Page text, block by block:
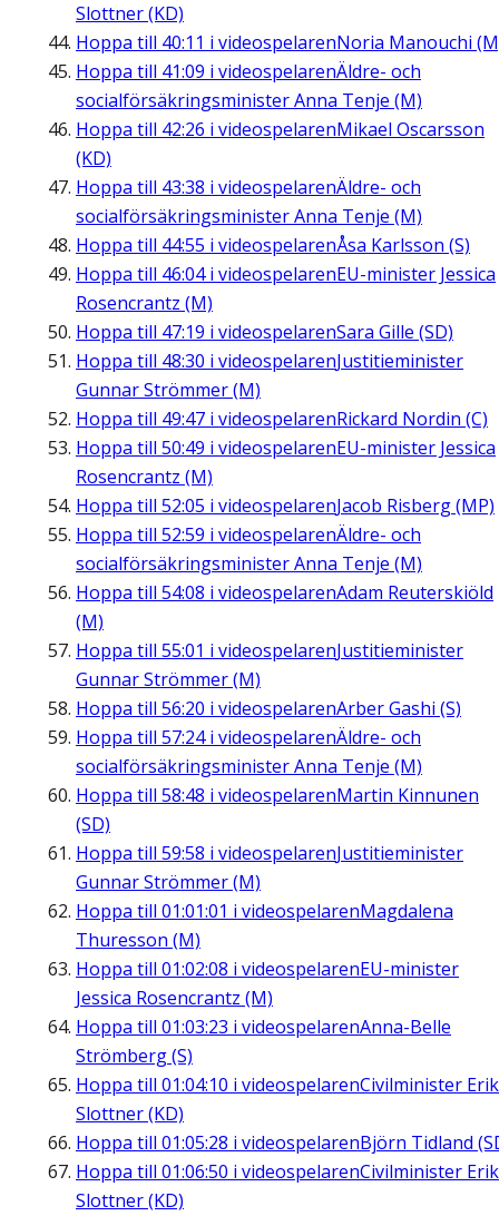
Slottner (KD)
Hoppa till 40:11 i videospelarenNoria Manouchi
Hoppa till 41:09 i videospelarenÄldre- och
socialförsäkringsminister Anna Tenje (M)
Hoppa till 42:26 i videospelarenMikael Oscarsson
(KD)
Hoppa till 43:38 i videospelarenÄldre- och
socialförsäkringsminister Anna Tenje (M)
Hoppa till 44:55 i videospelarenÅsa Karlsson (S)
Hoppa till 46:04i videospelarenEU-minister Jessica
Rosencrantz (M)
Hoppa till 47:19 i videospelarenSara Gille (SD)
Hoppa till 48:30 i videospelarenJustitieminister
Gunnar Strömmer (M)
Hoppa till 49:47 i videospelarenRickard Nordin (C)
Hoppa till 50:49 i videospelarenEU-minister Jessica
Rosencrantz (M)
Hoppa till 52:05 i videospelarenJacob Risberg (MP)
Hoppa till 52:59 i videospelarenÄldre- och
socialförsäkringsminister Anna Tenje (M)
Hoppa till 54:08 i videospelarenAdam Reuterskiöld
(M)
Hoppa till 55:01 i videospelarenJustitieminister
Gunnar Strömmer (M)
Hoppa till 56:20 i videospelarenArber Gashi (S)
Hoppa till 57:24i videospelarenÄldre- och
socialförsäkringsminister Anna Tenje (M)
Hoppa till 58:48 i videospelarenMartin Kinnunen
(SD)
Hoppa till 59:58 i videospelarenJustitieminister
Gunnar Strömmer (M)
Hoppa till 01:01:01 i videospelarenMagdalena
Thuresson (M)
Hoppa till 01:02:08 i videospelarenEU-minister
Jessica Rosencrantz (M)
Hoppa till 01:03:23 i videospelarenAnna-Belle
Strömberg (S)
Hoppa till 01:04:10 i videospelarenCivilminister Erik
Slottner (KD)
Hoppa till 01:05:28 i videospelarenBjörn Tidland
Hoppa till 01:06:50 i videospelarenCivilminister Erik
Slottner (KD)